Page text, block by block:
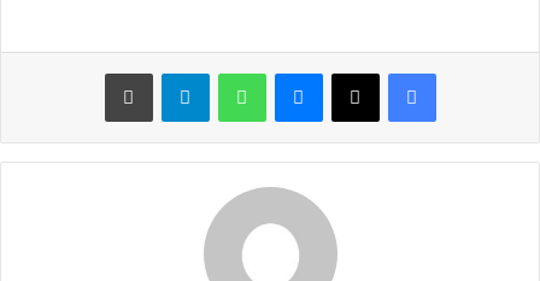
ماسنجر واتساب تيلقرام طباعة